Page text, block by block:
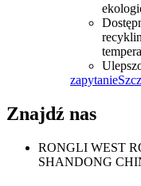
zapytanie
Znajdź nas
RONGLI WEST
SHANDONG